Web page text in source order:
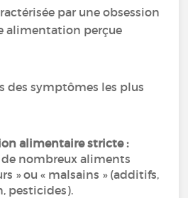
par une obsession
alimentation perçue
des symptômes les plus
alimentaire stricte :
nombreux aliments
» ou « malsains » (additifs,
pesticides).